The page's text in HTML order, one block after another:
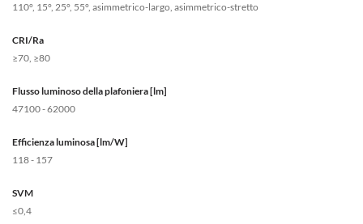
110°, 15°, 25°, 55°, asimmetrico-largo, asimmetrico-stretto
CRI/Ra
≥70, ≥80
Flusso luminoso della plafoniera [lm]
47100 - 62000
Efficienza luminosa [lm/W]
118 - 157
SVM
≤0,4